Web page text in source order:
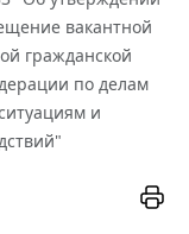
вакантной
гражданской
по делам
и